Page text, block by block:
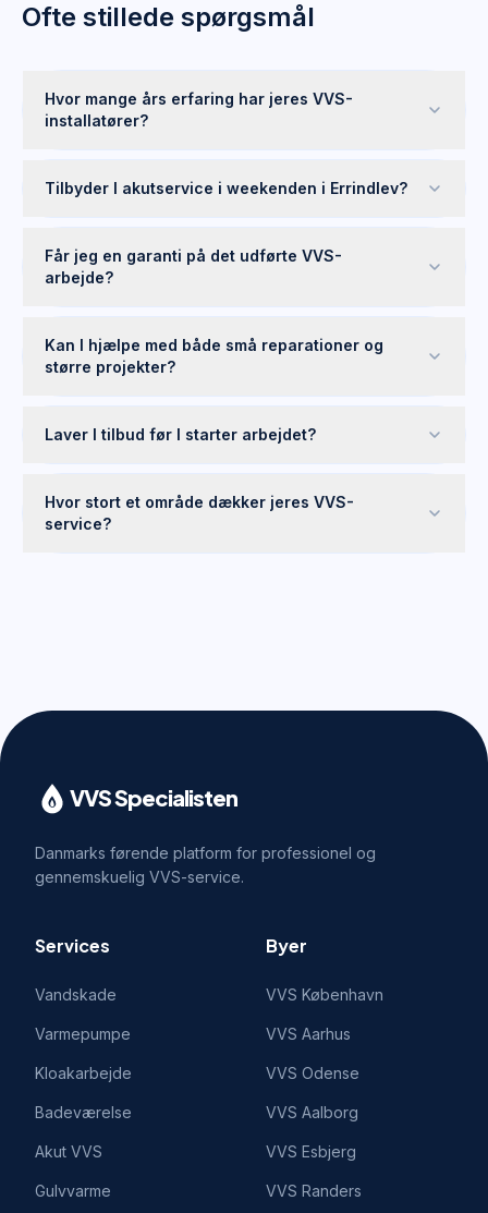
Ofte stillede spørgsmål
Hvor mange års erfaring har jeres VVS-
installatører?
Tilbyder I akutservice i weekenden i Errindlev?
Får jeg en garanti på det udførte VVS-
arbejde?
Kan I hjælpe med både små reparationer og
større projekter?
Laver I tilbud før I starter arbejdet?
Hvor stort et område dækker jeres VVS-
service?
VVS Specialisten
Danmarks førende platform for professionel og
gennemskuelig VVS-service.
Services
Vandskade
Varmepumpe
Kloakarbejde
Badeværelse
Akut VVS
Gulvvarme
Byer
VVS København
VVS Aarhus
VVS Odense
VVS Aalborg
VVS Esbjerg
VVS Randers